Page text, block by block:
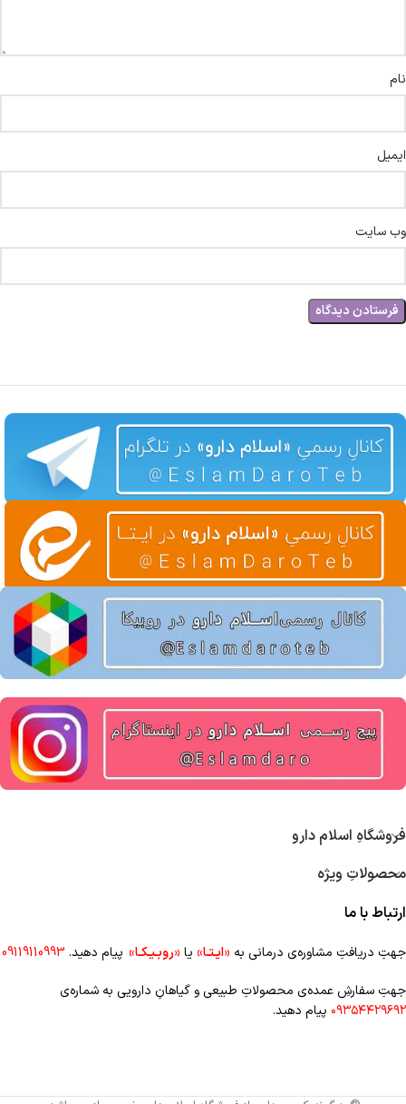
نام
ایمیل
وب‌ سایت
فروشگاهِ اسلام دارو
محصولاتِ ویژه
ارتباط با ما
جهتِ دریافتِ مشاوره‌ی درمانی به «ایـتـا» یا «روبـیـکـا» پیام دهید. 09119110993
جهتِ سفارشِ عمده‌‌ی محصولاتِ طبیعی و گیاهانِ دارویی به شماره‌ی
۰۹۳۵۴۴۲۹۶۹۲ پیام دهید.